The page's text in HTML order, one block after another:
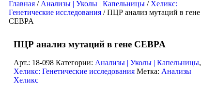
Главная / Анализы | Уколы | Капельницы / Хеликс:
Генетические исследования / ПЦР анализ мутаций в гене
CEBPA
ПЦР анализ мутаций в гене CEBPA
Арт.: 18-098 Категории: Анализы | Уколы | Капельницы,
Хеликс: Генетические исследования Метка: Анализы
Хеликс